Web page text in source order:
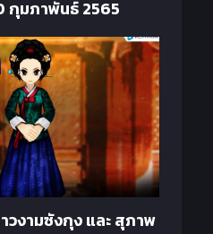
กุมภาพันธ์ 2565
งามซังกุง และ สุภาพ